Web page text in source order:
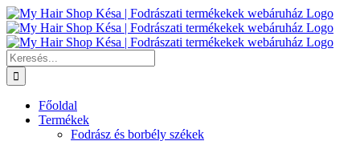
Kihagyás
Keresés...
Főoldal
Termékek
Fodrász és borbély székek